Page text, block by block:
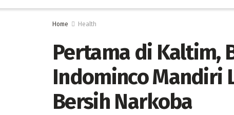
Home Health
Pertama di Kaltim,
Indominco Mandiri
Bersih Narkoba